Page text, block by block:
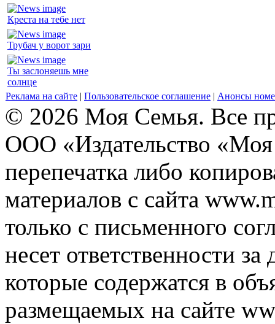
Креста на тебе нет
Трубач у ворот зари
Ты заслоняешь мне
солнце
Реклама на сайте | Пользовательское соглашение | Анонсы
© 2026 Моя Семья. Все
ООО «Издательство
перепечатка либо
материалов с сайта
только с письменного
несет ответственности
которые содержатся в
размещаемых на сайте